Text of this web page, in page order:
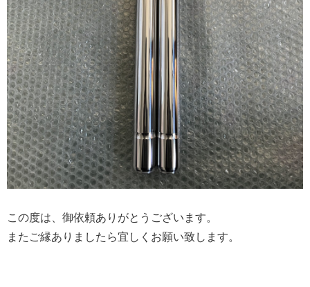
この度は、御依頼ありがとうございます。
またご縁ありましたら宜しくお願い致します。